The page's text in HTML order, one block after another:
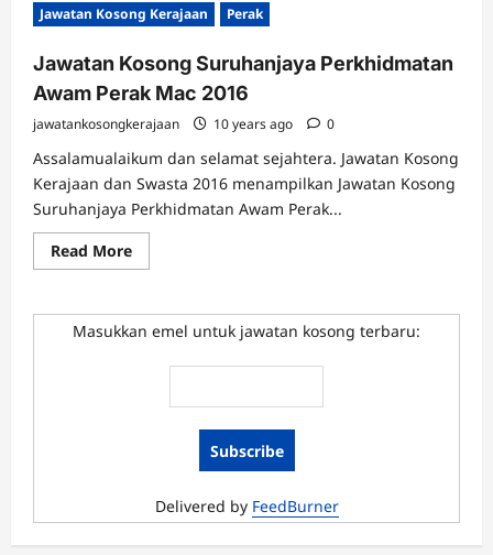
Jawatan Kosong Kerajaan Perak
Jawatan Kosong Suruhanjaya Perkhidmatan
Awam Perak Mac 2016
jawatankosongkerajaan 10 years ago 0
Assalamualaikum dan selamat sejahtera. Jawatan Kosong
Kerajaan dan Swasta 2016 menampilkan Jawatan Kosong
Suruhanjaya Perkhidmatan Awam Perak...
Read MoreRead
more
Kosong
Suruhanjaya
Perkhidmatan
Perak
Masukkan emel untuk jawatan kosong terbaru:
Delivered by FeedBurner